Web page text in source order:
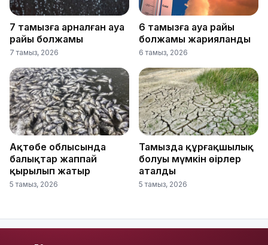
7 тамызға арналған ауа
райы болжамы
7 тамыз, 2026
6 тамызға ауа райы
болжамы жарияланды
6 тамыз, 2026
Ақтөбе облысында
балықтар жаппай
қырылып жатыр
5 тамыз, 2026
Тамызда құрғақшылық
болуы мүмкін өңірлер
аталды
5 тамыз, 2026